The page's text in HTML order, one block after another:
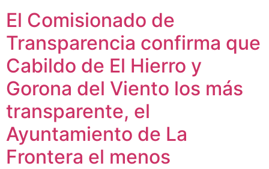
El Comisionado de
Transparencia confirma que
Cabildo de El Hierro y
Gorona del Viento los más
transparente, el
Ayuntamiento de La
Frontera el menos